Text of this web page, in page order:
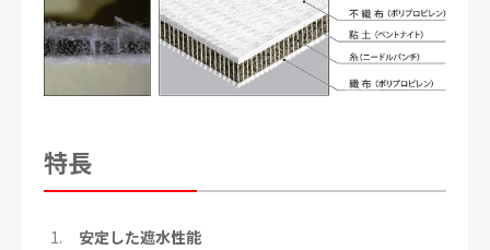
特長
安定した遮水性能